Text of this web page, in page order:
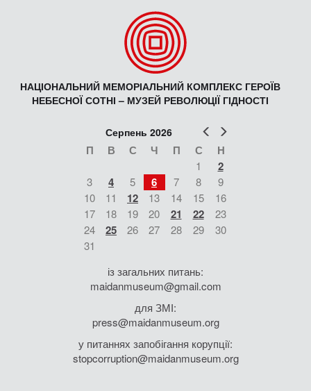
НАЦІОНАЛЬНИЙ МЕМОРІАЛЬНИЙ КОМПЛЕКС ГЕРОЇВ
НЕБЕСНОЇ СОТНІ – МУЗЕЙ РЕВОЛЮЦІЇ ГІДНОСТІ
Попер
Серпень 2026
П В С Ч П С Н
1 2
3 4 5 6 7 8
9
10
11 12 13 14 15
16
17
18 19 20 21 22
23
24
25 26 27 28 29
30
31
із загальних питань:
maidanmuseum@gmail.com
для ЗМІ:
press@maidanmuseum.org
у питаннях запобігання корупції:
stopcorruption@maidanmuseum.org